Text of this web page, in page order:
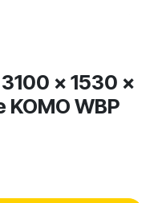
x 1530 x
WBP